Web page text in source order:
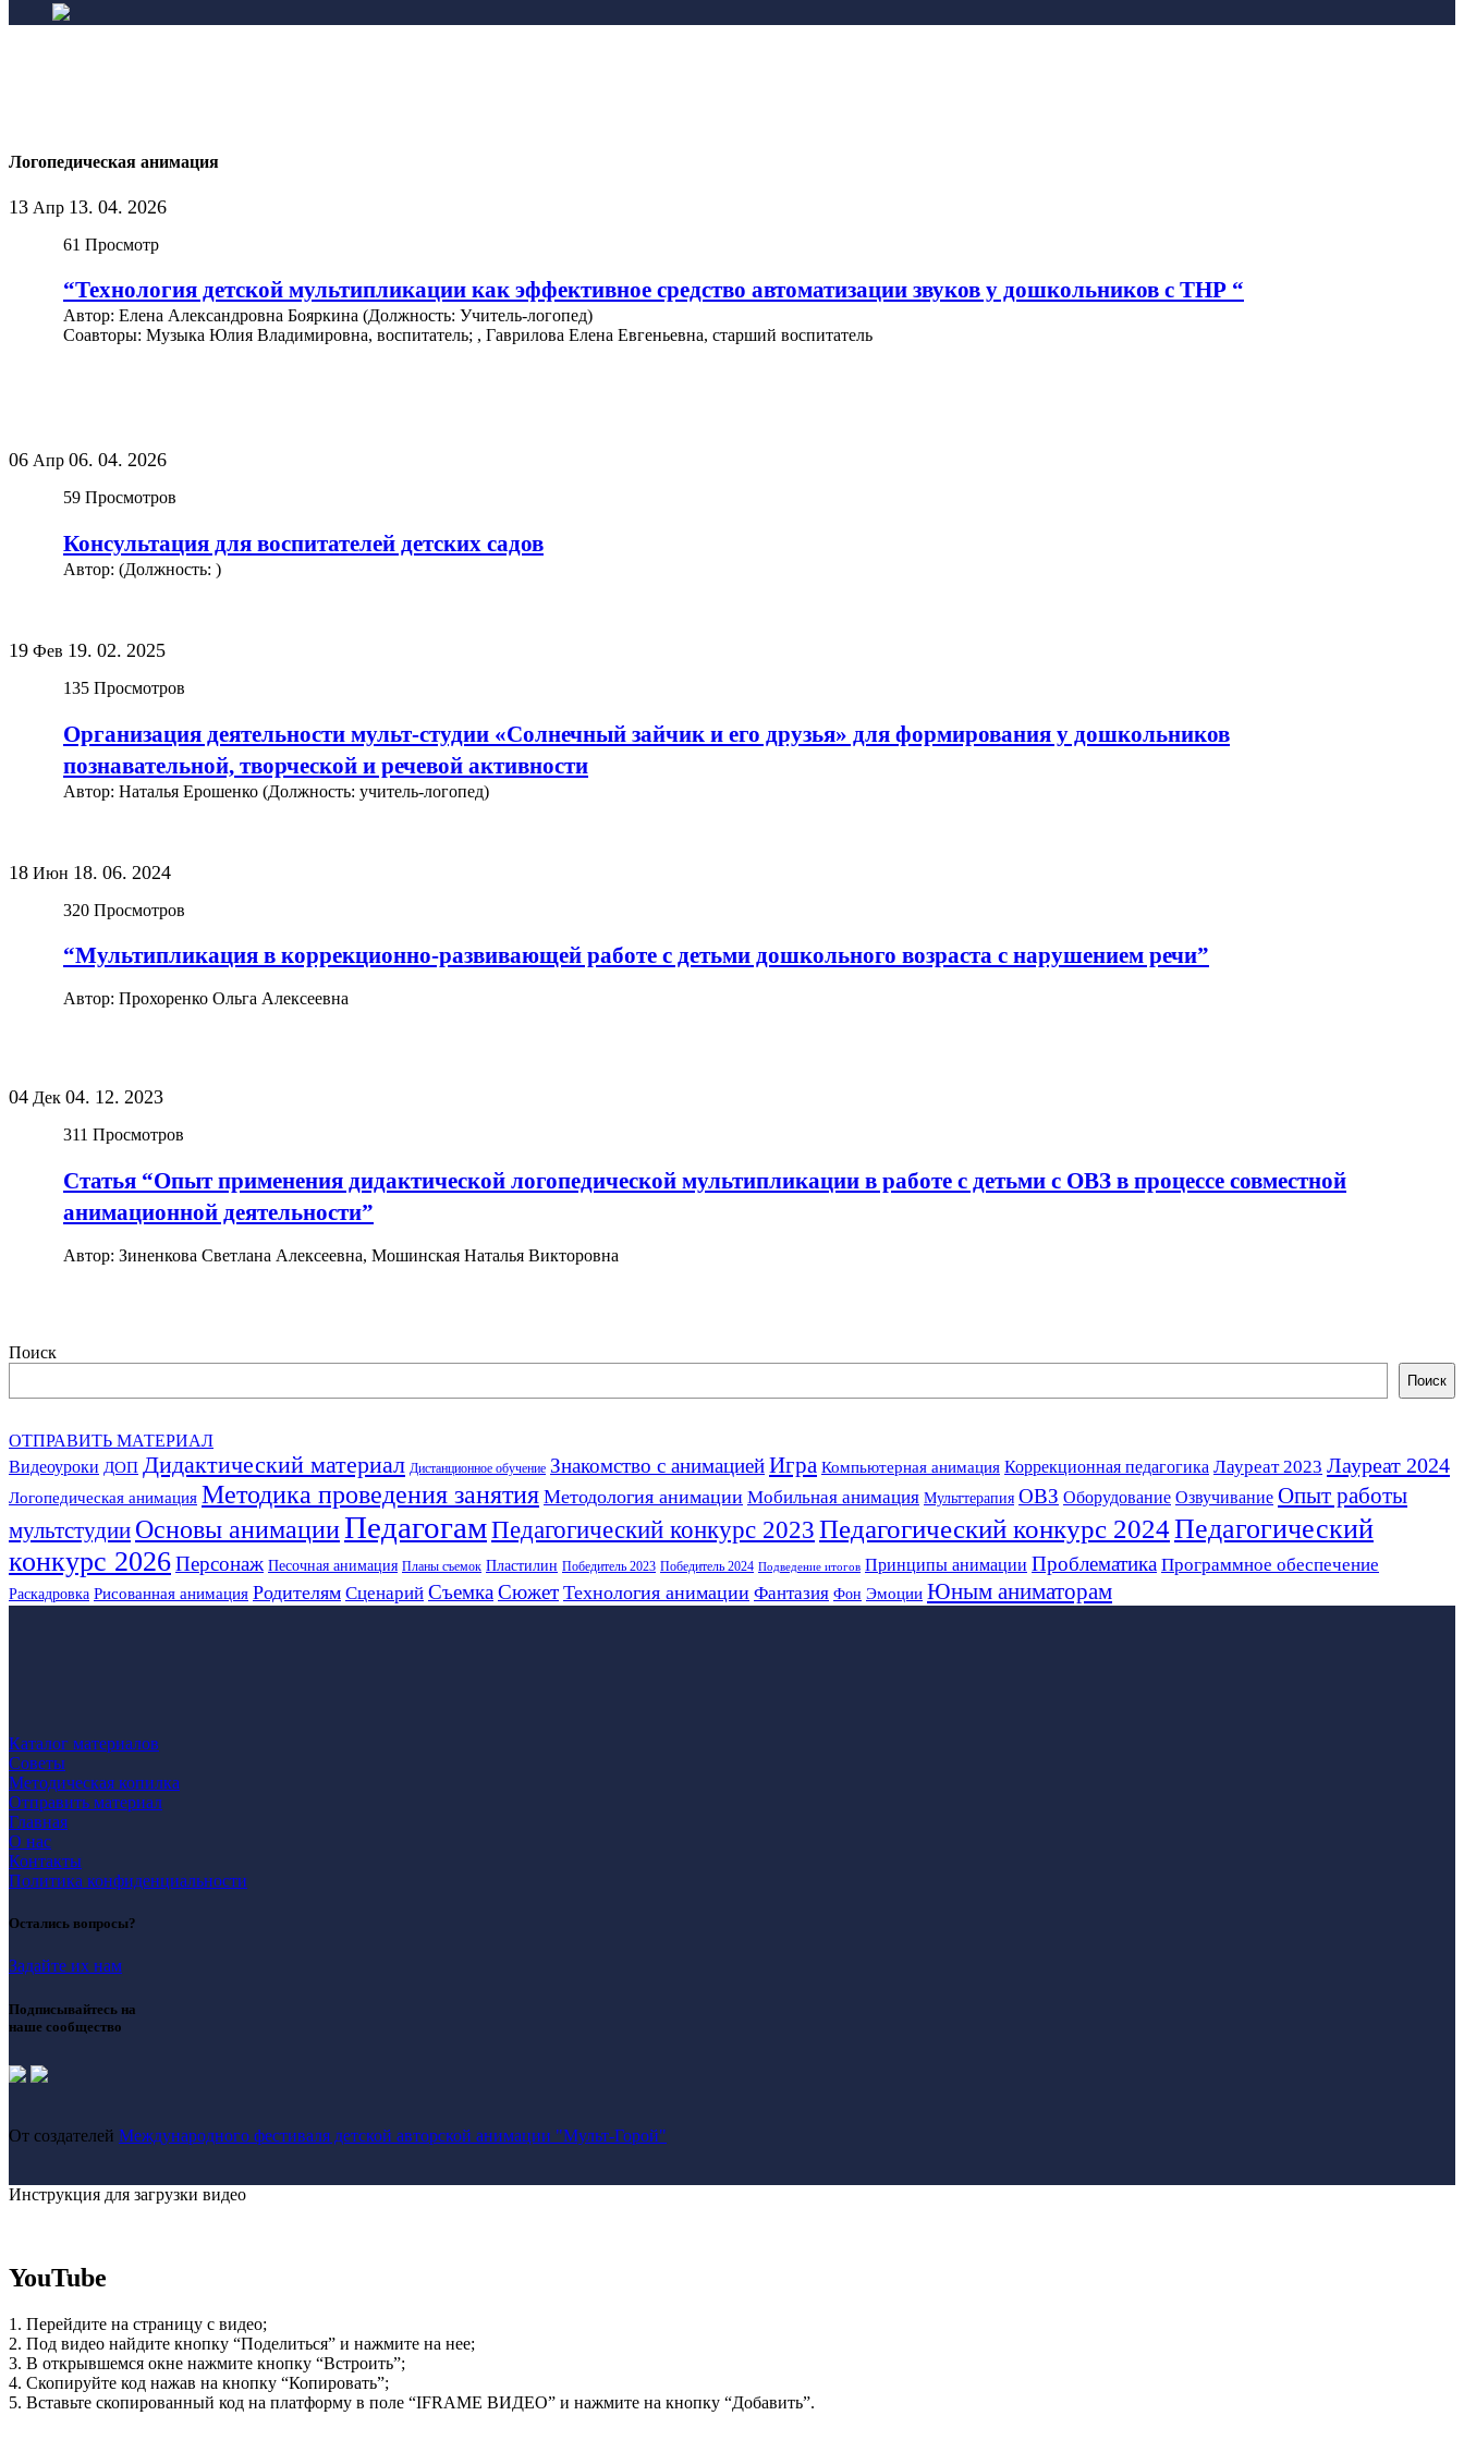
Логопедическая анимация
13 Апр 13. 04. 2026
61 Просмотр
“Технология детской мультипликации как эффективное средство автоматизации звуков у дошкольников с ТНР “
Автор: Елена Александровна Бояркина (Должность: Учитель-логопед)
Соавторы: Музыка Юлия Владимировна, воспитатель; , Гаврилова Елена Евгеньевна, старший воспитатель
06 Апр 06. 04. 2026
59 Просмотров
Консультация для воспитателей детских садов
Автор: (Должность: )
19 Фев 19. 02. 2025
135 Просмотров
Организация деятельности мульт-студии «Солнечный зайчик и его друзья» для формирования у дошкольников
познавательной, творческой и речевой активности
Автор: Наталья Ерошенко (Должность: учитель-логопед)
18 Июн 18. 06. 2024
320 Просмотров
“Мультипликация в коррекционно-развивающей работе с детьми дошкольного возраста с нарушением речи”
Автор: Прохоренко Ольга Алексеевна
04 Дек 04. 12. 2023
311 Просмотров
Статья “Опыт применения дидактической логопедической мультипликации в работе с детьми с ОВЗ в процессе совместной
анимационной деятельности”
Автор: Зиненкова Светлана Алексеевна, Мошинская Наталья Викторовна
Поиск
Поиск
ОТПРАВИТЬ МАТЕРИАЛ
Видеоуроки ДОП Дидактический материал Дистанционное обучение Знакомство с анимациейИгра Компьютерная анимация Коррекционная педагогика Лауреат 2023 Лауреат 2024
Логопедическая анимация Методика проведения занятия Методология анимации Мобильная анимация Мульттерапия ОВЗ Оборудование Озвучивание Опыт работы
мультстудии Основы анимацииПедагогамПедагогический конкурс 2023Педагогический конкурс 2024Педагогический
конкурс 2026Персонаж Песочная анимация Планы съемок Пластилин Победитель 2023 Победитель 2024 Подведение итогов Принципы анимации Проблематика Программное обеспечение
Раскадровка Рисованная анимация Родителям Сценарий СъемкаСюжет Технология анимации Фантазия Фон Эмоции Юным аниматорам
Каталог материалов
Советы
Методическая копилка
Отправить материал
Главная
О нас
Контакты
Политика конфиденциальности
Остались вопросы?
Задайте их нам
Подписывайтесь на
наше сообщество
От создателей Международного фестиваля детской авторской анимации "Мульт-Горой"
Инструкция для загрузки видео
YouTube
1. Перейдите на страницу с видео;
2. Под видео найдите кнопку “Поделиться” и нажмите на нее;
3. В открывшемся окне нажмите кнопку “Встроить”;
4. Скопируйте код нажав на кнопку “Копировать”;
5. Вставьте скопированный код на платформу в поле “IFRAME ВИДЕО” и нажмите на кнопку “Добавить”.